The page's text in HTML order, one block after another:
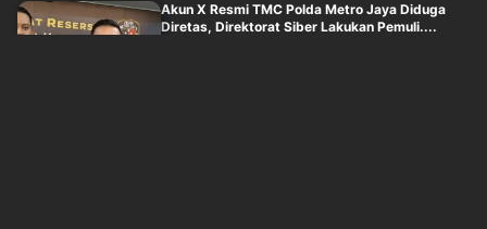
Akun X Resmi TMC Polda Metro Jaya Diduga
Diretas, Direktorat Siber Lakukan Pemuli....